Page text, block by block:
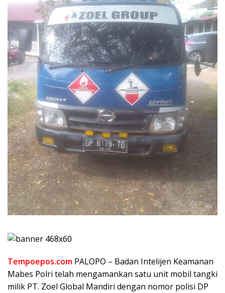
Tempoepos.com PALOPO – Badan Intelijen Keamanan
Mabes Polri telah mengamankan satu unit mobil tangki
milik PT. Zoel Global Mandiri dengan nomor polisi DP